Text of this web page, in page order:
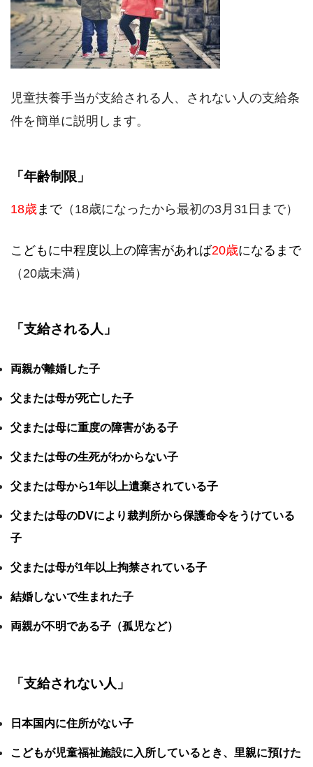
児童扶養手当が支給される人、されない人の支給条
件を簡単に説明します。
「年齢制限」
18歳まで（18歳になったから最初の3月31日まで）
こどもに中程度以上の障害があれば20歳になるまで
（20歳未満）
「支給される人」
両親が離婚した子
父または母が死亡した子
父または母に重度の障害がある子
父または母の生死がわからない子
父または母から1年以上遺棄されている子
父または母のDVにより裁判所から保護命令をうけている
子
父または母が1年以上拘禁されている子
結婚しないで生まれた子
両親が不明である子（孤児など）
「支給されない人」
日本国内に住所がない子
こどもが児童福祉施設に入所しているとき、里親に預けた